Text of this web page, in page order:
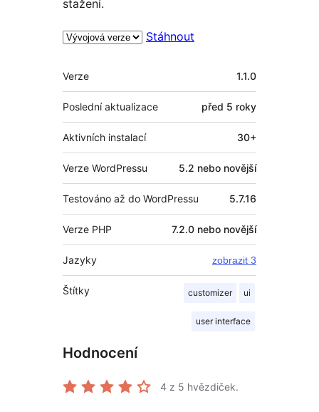
stažení.
Stáhnout
Meta
Verze 1.1.0
Poslední aktualizace před 5 roky
Aktivních instalací 30+
Verze WordPressu 5.2 nebo novější
Testováno až do WordPressu 5.7.16
Verze PHP 7.2.0 nebo novější
Jazyky zobrazit 3
Štítky customizer ui
user interface
Hodnocení
4 z 5 hvězdiček.